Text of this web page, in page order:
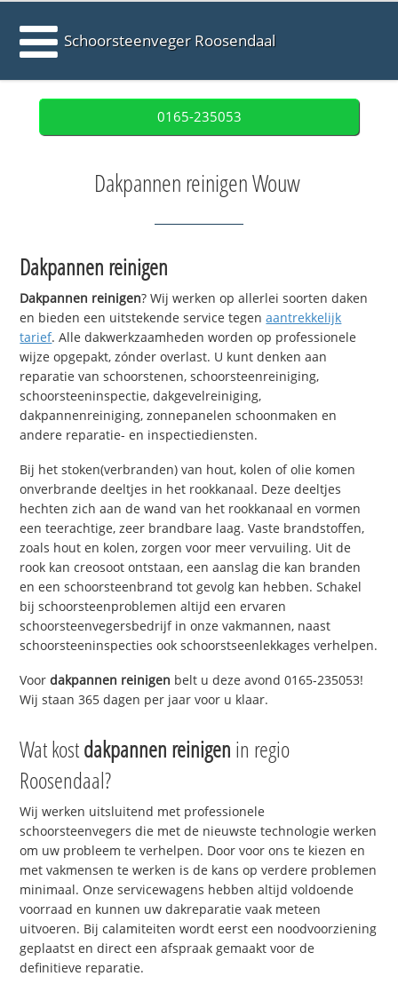
Schoorsteenveger Roosendaal
0165-235053
Dakpannen reinigen Wouw
Dakpannen reinigen
Dakpannen reinigen? Wij werken op allerlei soorten daken
en bieden een uitstekende service tegenaantrekkelijk
tarief. Alle dakwerkzaamheden worden op professionele
wijze opgepakt, zónder overlast. U kunt denken aan
reparatie van schoorstenen, schoorsteenreiniging,
schoorsteeninspectie, dakgevelreiniging,
dakpannenreiniging, zonnepanelen schoonmaken en
andere reparatie- en inspectiediensten.
Bij het stoken(verbranden) van hout, kolen of olie komen
onverbrande deeltjes in het rookkanaal. Deze deeltjes
hechten zich aan de wand van het rookkanaal en vormen
een teerachtige, zeer brandbare laag. Vaste brandstoffen,
zoals hout en kolen, zorgen voor meer vervuiling. Uit de
rook kan creosoot ontstaan, een aanslag die kan branden
en een schoorsteenbrand tot gevolg kan hebben. Schakel
bij schoorsteenproblemen altijd een ervaren
schoorsteenvegersbedrijf in onze vakmannen, naast
schoorsteeninspecties ook schoorstseenlekkages verhelpen.
Voordakpannen reinigen belt u deze avond 0165-235053!
Wij staan 365 dagen per jaar voor u klaar.
Wat kostdakpannen reinigen in regio
Roosendaal?
Wij werken uitsluitend met professionele
schoorsteenvegers die met de nieuwste technologie werken
om uw probleem te verhelpen. Door voor ons te kiezen en
met vakmensen te werken is de kans op verdere problemen
minimaal. Onze servicewagens hebben altijd voldoende
voorraad en kunnen uw dakreparatie vaak meteen
uitvoeren. Bij calamiteiten wordt eerst een noodvoorziening
geplaatst en direct een afspraak gemaakt voor de
definitieve reparatie.